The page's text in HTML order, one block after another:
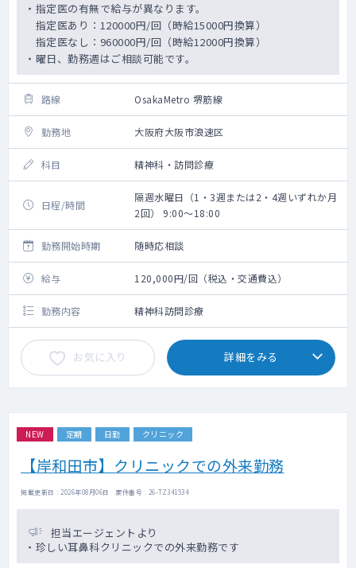
・指定医の有無で給与が異なります。
指定医あり：120000円/回（時給15000円換算）
指定医なし：960000円/回（時給12000円換算）
・曜日、勤務週はご相談可能です。
路線 OsakaMetro 堺筋線
勤務地 大阪府大阪市浪速区
科目 精神科・訪問診療
日程/時間
隔週水曜日（1・3週または2・4週いずれか月
2回） 9:00～18:00
勤務開始時期 随時応相談
給与 120,000円/回（税込・交通費込）
勤務内容 精神科訪問診療
お気に入り 詳細をみる
NEW 定期 日勤 クリニック
【岸和田市】クリニックでの外来勤務
掲載更新日 : 2026年08月06日 案件番号 : 26-TZ341534
担当エージェントより
・珍しい耳鼻科クリニックでの外来勤務です